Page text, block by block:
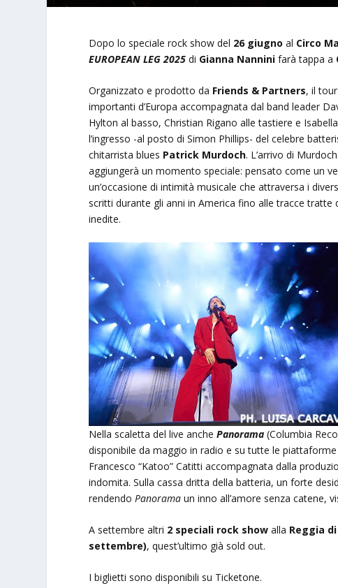
Dopo lo speciale rock show del 26 giugnoal Circo
EUROPEAN LEG 2025 di Gianna Nannini farà tappa a
Organizzato e prodotto da Friends & Partners, il
importanti d’Europa accompagnata dal band leader
Hylton al basso, Christian Rigano alle tastiere e
l’ingresso -al posto di Simon Phillips- del celebre
chitarrista blues Patrick Murdoch. L’arrivo di
aggiungerà un momento speciale: pensato come un
un’occasione di intimità musicale che attraversa i
scritti durante gli anni in America fino alle tracce tratte
inedite.
Nella scaletta del live anchePanorama (Columbia
disponibile da maggio in radio e su tutte le
Francesco “Katoo” Catitti accompagnata dalla
indomita. Sulla cassa dritta della batteria, un forte
rendendo Panorama un inno all’amore senza catene,
A settembre altri 2 speciali rock show alla Reggia
settembre), quest’ultimo già sold out.
I biglietti sono disponibili su Ticketone.